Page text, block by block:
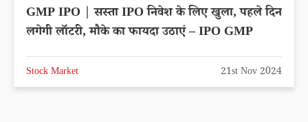
GMP IPO | सस्ता IPO निवेश के लिए खुला, पहले दिन
लगेगी लॉटरी, मौके का फायदा उठाएं – IPO GMP
Stock Market 21st Nov 2024